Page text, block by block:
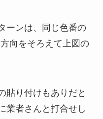
ーンは、同じ色番の
向をそろえて上図の
貼り付けもありだと
業者さんと打合せし